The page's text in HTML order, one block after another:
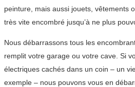
peinture, mais aussi jouets, vêtements
très vite encombré jusqu’à ne plus
Nous débarrassons tous les
remplit votre garage ou votre cave. Si
électriques cachés dans un coin – un
exemple – nous pouvons vous en